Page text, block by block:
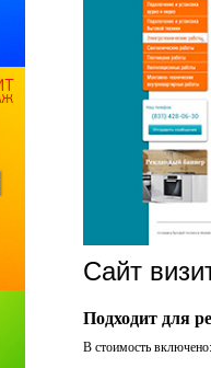
Сайт
Подходит для
В стоимость включено: